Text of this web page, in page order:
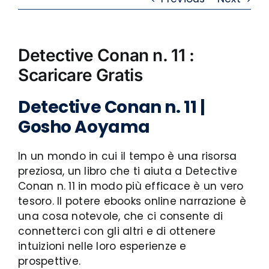
Detective Conan n. 11 :
Scaricare Gratis
Detective Conan n. 11 |
Gosho Aoyama
In un mondo in cui il tempo è una risorsa
preziosa, un libro che ti aiuta a Detective
Conan n. 11 in modo più efficace è un vero
tesoro. Il potere ebooks online narrazione è
una cosa notevole, che ci consente di
connetterci con gli altri e di ottenere
intuizioni nelle loro esperienze e
prospettive.